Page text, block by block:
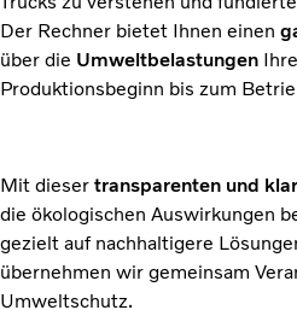
Der Rechner bietet Ihnen einen
über die Umweltbelastungen
Produktionsbeginn bis zum
Mit dieser transparenten und
die ökologischen Auswirkungen
gezielt auf nachhaltigere
übernehmen wir gemeinsam
Umweltschutz.